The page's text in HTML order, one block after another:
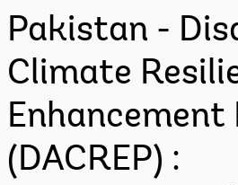
Pakistan -
Climate
Enhancement
(DACREP) :